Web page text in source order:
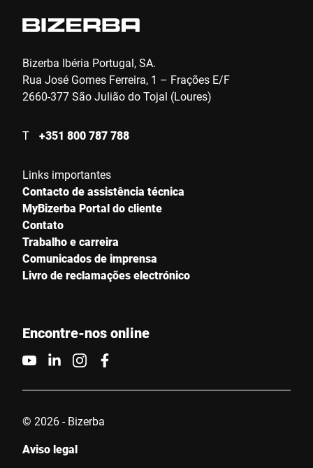
Bizerba Ibéria Portugal, SA.
Rua José Gomes Ferreira, 1 – Frações E/F
2660-377 São Julião do Tojal (Loures)
T +351 800 787 788
Links importantes
Contacto de assistência técnica
MyBizerba Portal do cliente
Contato
Trabalho e carreira
Comunicados de imprensa
Livro de reclamações electrónico
Encontre-nos online
© 2026 - Bizerba
Aviso legal